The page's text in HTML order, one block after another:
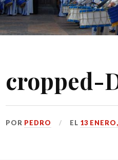
cropped-
POR PEDRO EL 13